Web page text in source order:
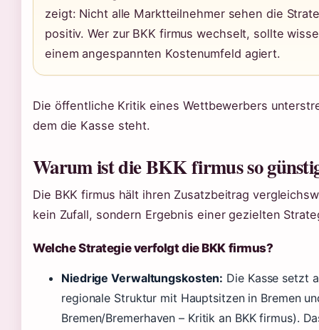
zeigt: Nicht alle Marktteilnehmer sehen die
positiv. Wer zur BKK firmus wechselt, sollte
einem angespannten Kostenumfeld agiert.
Die öffentliche Kritik eines Wettbewerbers
dem die Kasse steht.
Warum ist die BKK firmus so
Die BKK firmus hält ihren Zusatzbeitrag
kein Zufall, sondern Ergebnis einer gezielten
Welche Strategie verfolgt die BKK firmus?
Niedrige Verwaltungskosten: Die Kasse setzt
regionale Struktur mit Hauptsitzen in Bremen
Bremen/Bremerhaven – Kritik an BKK firmus).